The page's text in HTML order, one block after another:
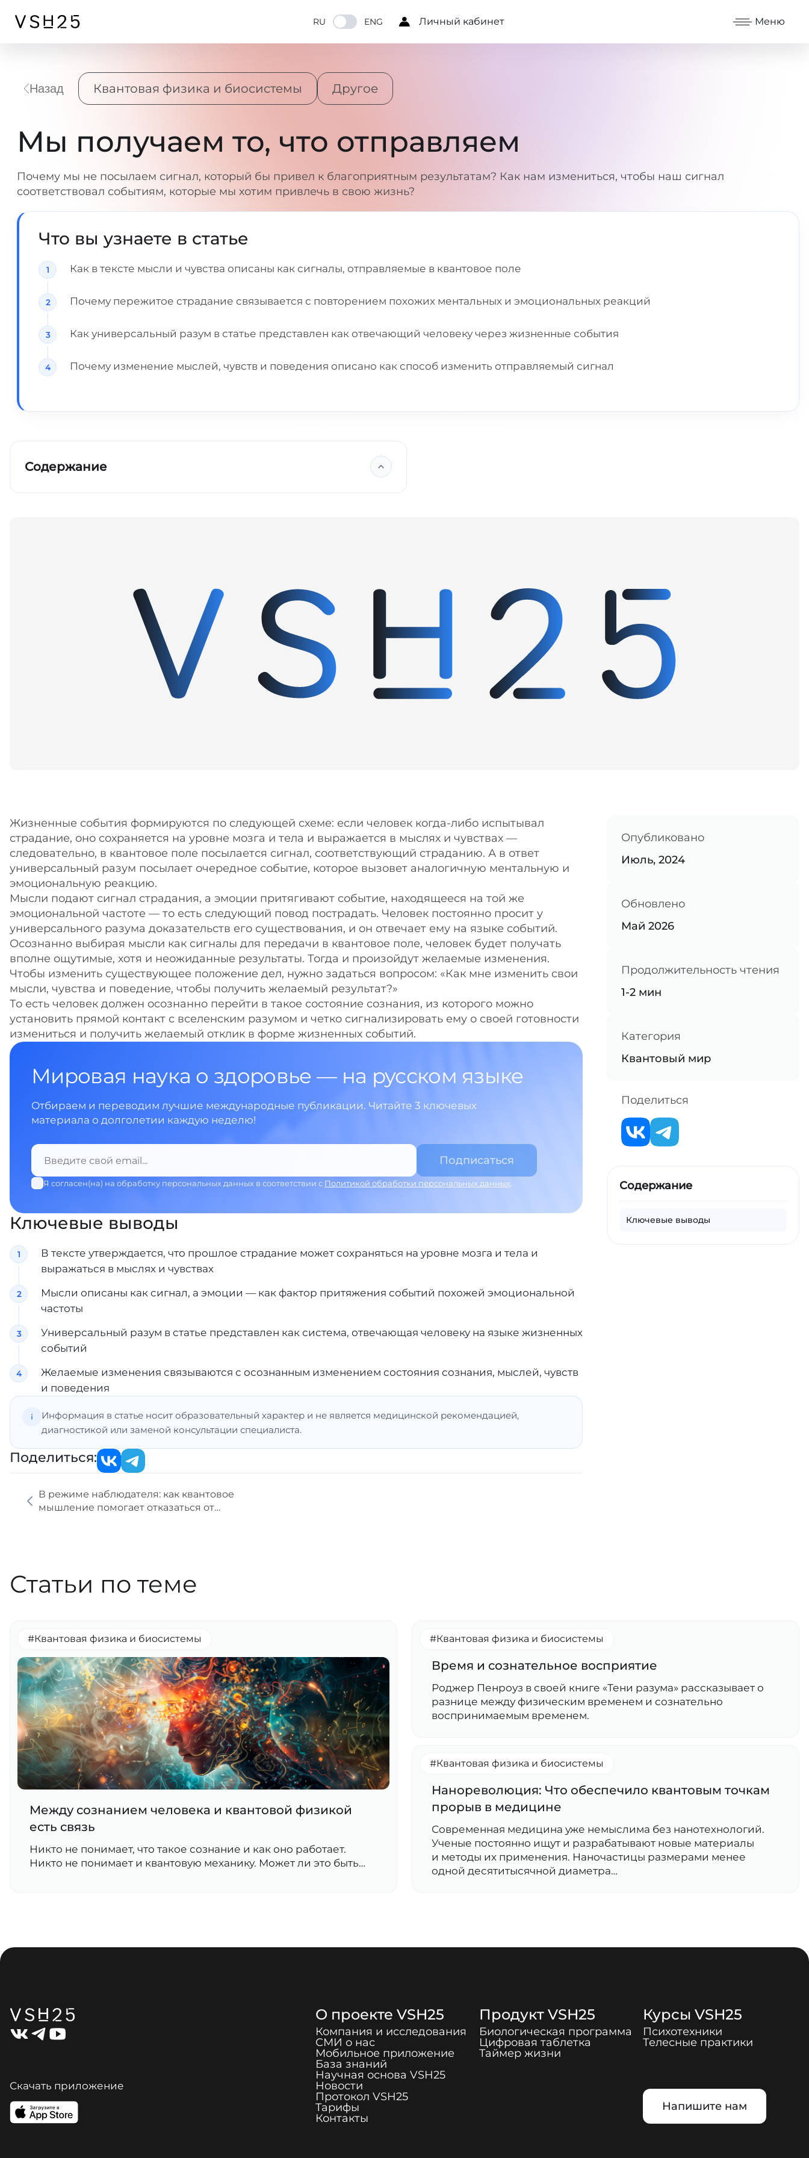
RU ENG Личный кабинет Меню
Назад Квантовая физика и биосистемы Другое
Мы получаем то, что отправляем
Почему мы не посылаем сигнал, который бы привел к благоприятным результатам? Как нам измениться, чтобы наш сигнал
соответствовал событиям, которые мы хотим привлечь в свою жизнь?
Что вы узнаете в статье
Как в тексте мысли и чувства описаны как сигналы, отправляемые в квантовое поле
Почему пережитое страдание связывается с повторением похожих ментальных и эмоциональных реакций
Как универсальный разум в статье представлен как отвечающий человеку через жизненные события
Почему изменение мыслей, чувств и поведения описано как способ изменить отправляемый сигнал
Содержание
Жизненные события формируются по следующей схеме: если человек когда-либо испытывал
страдание, оно сохраняется на уровне мозга и тела и выражается в мыслях и чувствах —
следовательно, в квантовое поле посылается сигнал, соответствующий страданию. А в ответ
универсальный разум посылает очередное событие, которое вызовет аналогичную ментальную и
эмоциональную реакцию.
Мысли подают сигнал страдания, а эмоции притягивают событие, находящееся на той же
эмоциональной частоте — то есть следующий повод пострадать. Человек постоянно просит у
универсального разума доказательств его существования, и он отвечает ему на языке событий.
Осознанно выбирая мысли как сигналы для передачи в квантовое поле, человек будет получать
вполне ощутимые, хотя и неожиданные результаты. Тогда и произойдут желаемые изменения.
Чтобы изменить существующее положение дел, нужно задаться вопросом: «Как мне изменить свои
мысли, чувства и поведение, чтобы получить желаемый результат?»
То есть человек должен осознанно перейти в такое состояние сознания, из которого можно
установить прямой контакт с вселенским разумом и четко сигнализировать ему о своей готовности
измениться и получить желаемый отклик в форме жизненных событий.
Мировая наука о здоровье — на русском языке
Отбираем и переводим лучшие международные публикации. Читайте 3 ключевых
материала о долголетии каждую неделю!
Я согласен(на) на обработку персональных данных в соответствии с Политикой обработки персональных данных
Ключевые выводы
В тексте утверждается, что прошлое страдание может сохраняться на уровне мозга и тела и
выражаться в мыслях и чувствах
Мысли описаны как сигнал, а эмоции — как фактор притяжения событий похожей эмоциональной
частоты
Универсальный разум в статье представлен как система, отвечающая человеку на языке жизненных
событий
Желаемые изменения связываются с осознанным изменением состояния сознания, мыслей, чувств
и поведения
Информация в статье носит образовательный характер и не является медицинской рекомендацией,
диагностикой или заменой консультации специалиста.
Поделиться:
В режиме наблюдателя: как квантовое
мышление помогает отказаться от
Опубликовано
Июль, 2024
Обновлено
Май 2026
Продолжительность чтения
1-2 мин
Категория
Квантовый мир
Поделиться
Содержание
Ключевые выводы
Статьи по теме
#Квантовая физика и биосистемы
Между сознанием человека и квантовой физикой
есть связь
Никто не понимает, что такое сознание и как оно работает.
Никто не понимает и квантовую механику. Может ли это быть…
#Квантовая физика и биосистемы
Время и сознательное восприятие
Роджер Пенроуз в своей книге «Тени разума» рассказывает о
разнице между физическим временем и сознательно
воспринимаемым временем.
#Квантовая физика и биосистемы
Нанореволюция: Что обеспечило квантовым точкам
прорыв в медицине
Современная медицина уже немыслима без нанотехнологий.
Ученые постоянно ищут и разрабатывают новые материалы
и методы их применения. Наночастицы размерами менее
одной десятитысячной диаметра…
Скачать приложение
О проекте VSH25
Компания и исследования
СМИ о нас
Мобильное приложение
База знаний
Научная основа VSH25
Новости
Протокол VSH25
Тарифы
Контакты
Продукт VSH25
Биологическая программа
Цифровая таблетка
Таймер жизни
Курсы VSH25
Психотехники
Телесные практики
Напишите нам